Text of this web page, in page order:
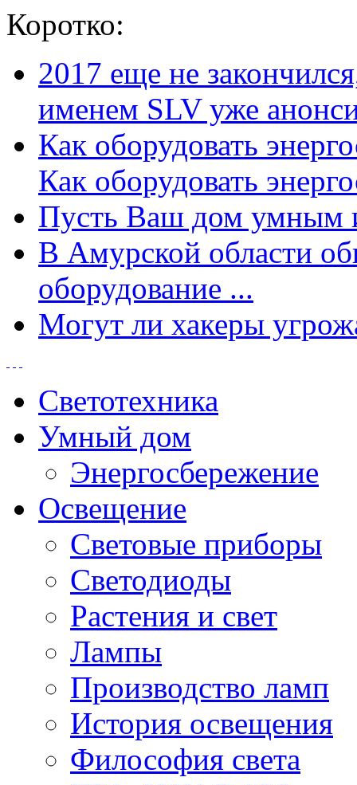
Коротко:
2017 еще не
именем SLV уже
Как оборудовать
Как оборудовать
Пусть Ваш дом умным
В Амурской области
оборудование ...
Могут ли хакеры
Светотехника
Умный дом
Энергосбережение
Освещение
Световые приборы
Светодиоды
Растения и свет
Лампы
Производство ламп
История освещения
Философия света